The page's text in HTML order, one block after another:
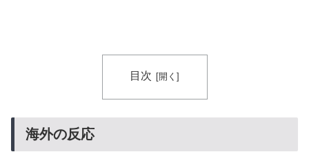
目次
海外の反応